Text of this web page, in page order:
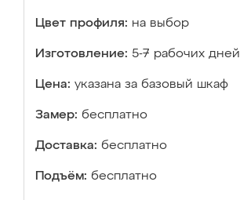
Цвет профиля: на выбор
Изготовление: 5-7 рабочих дней
Цена: указана за базовый шкаф
Замер: бесплатно
Доставка: бесплатно
Подъём: бесплатно